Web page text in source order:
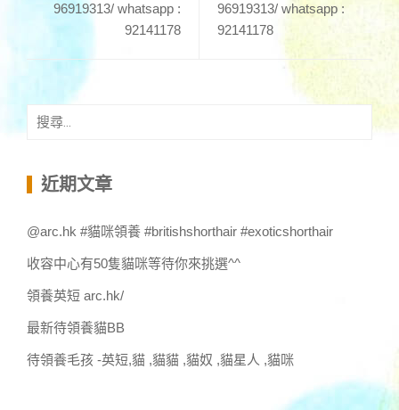
96919313/ whatsapp :
92141178
96919313/ whatsapp :
92141178
搜
鍵 近期文章
@arc.hk #貓咪領養 #britishshorthair #exoticshorthair
收容中心有50隻貓咪等待你來挑選^^
領養英短 arc.hk/
最新待領養貓BB
待領養毛孩 -英短,貓 ,貓貓 ,貓奴 ,貓星人 ,貓咪